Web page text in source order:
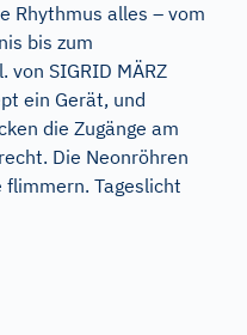
Rhythmus alles – vom
bis zum
von SIGRID MÄRZ
ein Gerät, und
die Zugänge am
Die Neonröhren
flimmern. Tageslicht